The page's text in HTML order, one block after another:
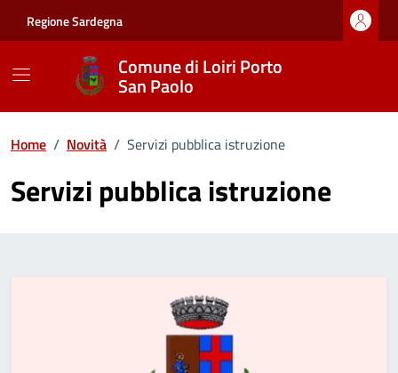
Regione Sardegna
Comune di Loiri Porto
San Paolo
Home / Novità / Servizi pubblica istruzione
Servizi pubblica istruzione